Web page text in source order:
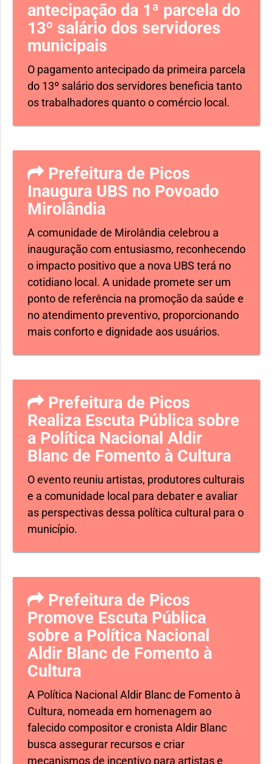
antecipação da 1ª parcela do
13º salário dos servidores
municipais
O pagamento antecipado da primeira parcela
do 13º salário dos servidores beneficia tanto
os trabalhadores quanto o comércio local.
Prefeitura de Picos
Inaugura UBS no Povoado
Mirolândia
A comunidade de Mirolândia celebrou a
inauguração com entusiasmo, reconhecendo
o impacto positivo que a nova UBS terá no
cotidiano local. A unidade promete ser um
ponto de referência na promoção da saúde e
no atendimento preventivo, proporcionando
mais conforto e dignidade aos usuários.
Prefeitura de Picos
Realiza Escuta Pública sobre
a Política Nacional Aldir
Blanc de Fomento à Cultura
O evento reuniu artistas, produtores culturais
e a comunidade local para debater e avaliar
as perspectivas dessa política cultural para o
município.
Prefeitura de Picos
Promove Escuta Pública
sobre a Política Nacional
Aldir Blanc de Fomento à
Cultura
A Política Nacional Aldir Blanc de Fomento à
Cultura, nomeada em homenagem ao
falecido compositor e cronista Aldir Blanc
busca assegurar recursos e criar
mecanismos de incentivo para artistas e